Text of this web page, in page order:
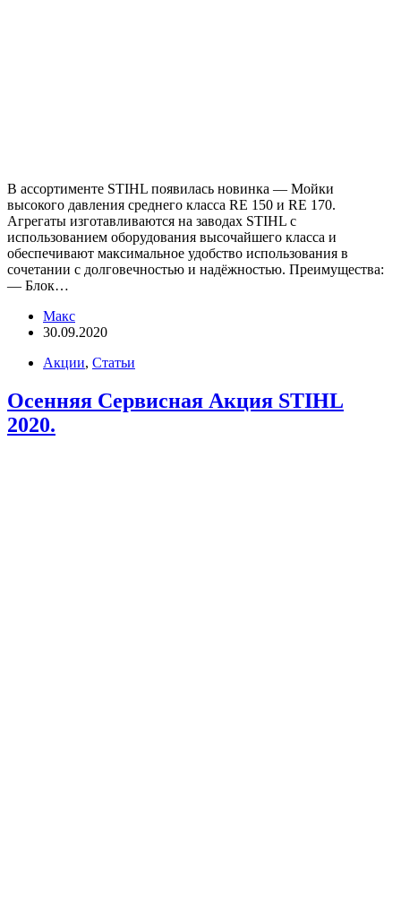
В ассортименте STIHL появилась новинка — Мойки
высокого давления среднего класса RE 150 и RE 170.
Агрегаты изготавливаются на заводах STIHL с
использованием оборудования высочайшего класса и
обеспечивают максимальное удобство использования в
сочетании с долговечностью и надёжностью. Преимущества:
— Блок…
Макс
30.09.2020
Акции, Статьи
Осенняя Сервисная Акция STIHL
2020.